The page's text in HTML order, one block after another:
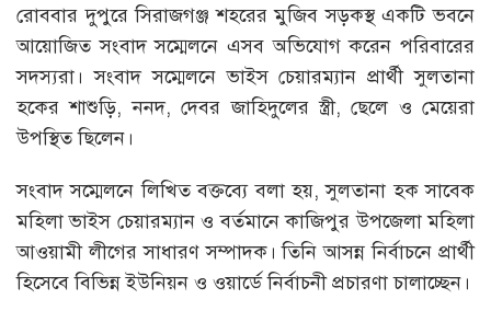
রোববার দুপুরে সিরাজগঞ্জ শহরের মুজিব সড়কস্থ একটি ভবনে
আয়োজিত সংবাদ সম্মেলনে এসব অভিযোগ করেন পরিবারের
সদস্যরা। সংবাদ সম্মেলনে ভাইস চেয়ারম্যান প্রার্থী সুলতানা
হকের শাশুড়ি, ননদ, দেবর জাহিদুলের স্ত্রী, ছেলে ও মেয়েরা
উপস্থিত ছিলেন।
সংবাদ সম্মেলনে লিখিত বক্তব্যে বলা হয়, সুলতানা হক সাবেক
মহিলা ভাইস চেয়ারম্যান ও বর্তমানে কাজিপুর উপজেলা মহিলা
আওয়ামী লীগের সাধারণ সম্পাদক। তিনি আসন্ন নির্বাচনে প্রার্থী
হিসেবে বিভিন্ন ইউনিয়ন ও ওয়ার্ডে নির্বাচনী প্রচারণা চালাচ্ছেন।